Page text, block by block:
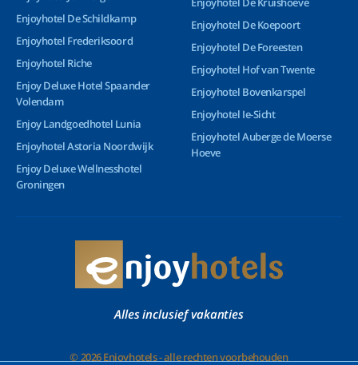
Enjoyhotel De Schildkamp
Enjoyhotel Frederiksoord
Enjoyhotel Riche
Enjoy Deluxe Hotel Spaander
Volendam
Enjoy Landgoedhotel Lunia
Enjoyhotel Astoria Noordwijk
Enjoy Deluxe Wellnesshotel
Groningen
Enjoyhotel De Koepoort
Enjoyhotel De Foreesten
Enjoyhotel Hof van Twente
Enjoyhotel Bovenkarspel
Enjoyhotel Ie-Sicht
Enjoyhotel Auberge de Moerse
Hoeve
Alles inclusief vakanties
© 2026 Enjoyhotels - alle rechten voorbehouden